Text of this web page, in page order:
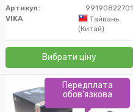
Артикул:
99190822701
VIKA
Тайвань
(Китай)
Вибрати ціну
Передплата
обов'язкова